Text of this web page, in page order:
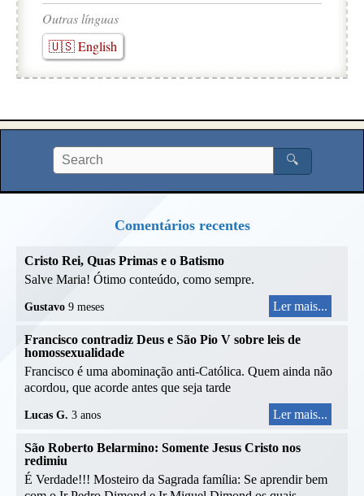
Outras línguas
🇺🇸 English
🔍
Comentários recentes
Cristo Rei, Quas Primas e o Batismo
Salve Maria! Ótimo conteúdo, como sempre.
Gustavo 9 meses Ler mais...
Francisco contradiz Deus e São Pio V sobre leis de
homossexualidade
Francisco é uma abominação anti-Católica. Quem ainda não
acordou, que acorde antes que seja tarde
Lucas G. 3 anos Ler mais...
São Roberto Belarmino: Somente Jesus Cristo nos
redimiu
É Verdade!!! Mosteiro da Sagrada família: Se aprendir bem